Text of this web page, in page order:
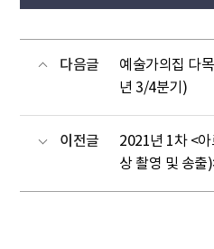
다음글
예술가의집 다
년 3/4분기)
이전글
2021년 1차 <
상 촬영 및 송출